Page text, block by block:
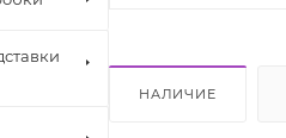
НАЛИЧИЕ